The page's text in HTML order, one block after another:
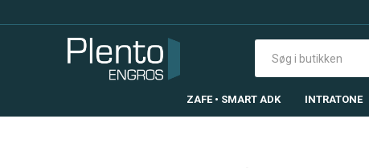
ZAFE • SMART ADK INTRATONE